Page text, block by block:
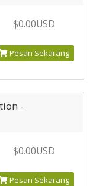
$0.00USD
Pesan Sekarang
-
$0.00USD
Pesan Sekarang